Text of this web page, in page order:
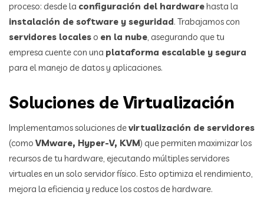
proceso: desde la configuración del hardwarehasta la
instalación de software y seguridad. Trabajamos con
servidores locales o en la nube, asegurando que tu
empresa cuente con una plataforma escalable y segura
para el manejo de datos y aplicaciones.
Soluciones de Virtualización
Implementamos soluciones devirtualización de servidores
(como VMware, Hyper-V, KVM) que permiten maximizar los
recursos de tu hardware, ejecutando múltiples servidores
virtuales en un solo servidor físico. Esto optimiza el rendimiento,
mejora la eficiencia y reduce los costos de hardware.